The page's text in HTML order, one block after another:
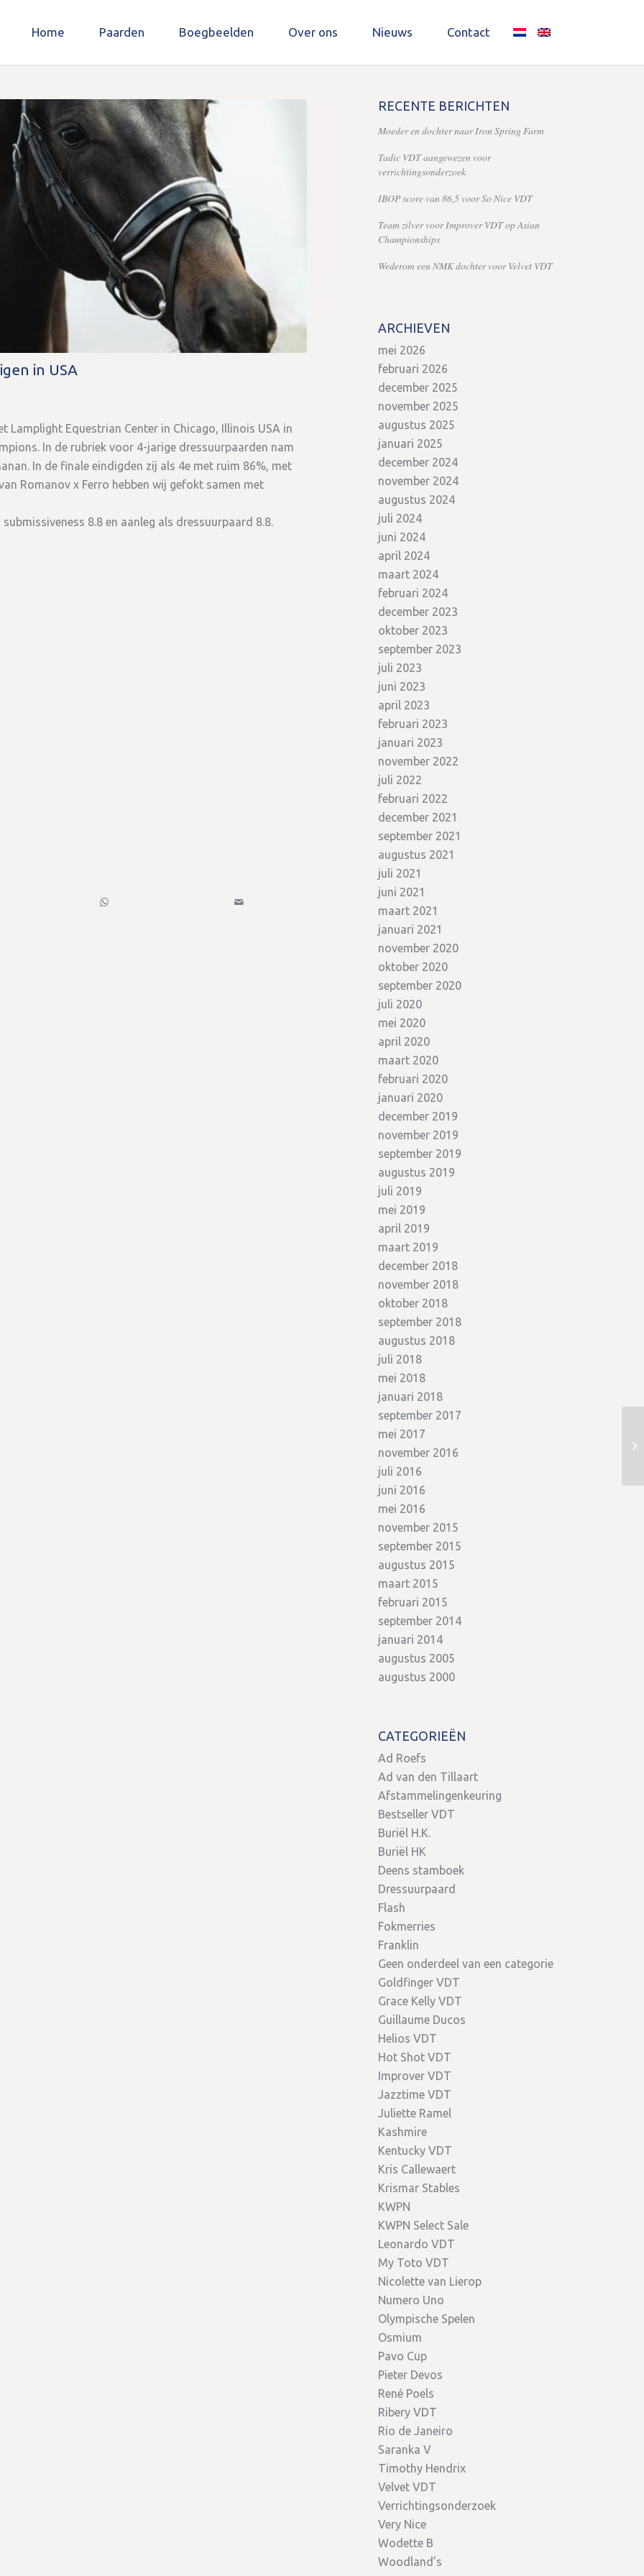
Home Paarden Boegbeelden Over ons Nieuws Contact
in USA
Equestrian Center in Chicago, Illinois USA in
In de rubriek voor 4-jarige dressuurpaarden nam
In de finale eindigden zij als 4e met ruim 86%, met
Romanov x Ferro hebben wij gefokt samen met
8.8 en aanleg als dressuurpaard 8.8.
RECENTE BERICHTEN
Moeder en dochter naar Iron Spring Farm
Tadic VDT aangewezen voor
verrichtingsonderzoek
IBOP score van 86,5 voor So Nice VDT
Team zilver voor Improver VDT op Asian
Championships
Wederom een NMK dochter voor Velvet VDT
ARCHIEVEN
mei 2026
februari 2026
december 2025
november 2025
augustus 2025
januari 2025
december 2024
november 2024
augustus 2024
juli 2024
juni 2024
april 2024
maart 2024
februari 2024
december 2023
oktober 2023
september 2023
juli 2023
juni 2023
april 2023
februari 2023
januari 2023
november 2022
juli 2022
februari 2022
december 2021
september 2021
augustus 2021
juli 2021
juni 2021
maart 2021
januari 2021
november 2020
oktober 2020
september 2020
juli 2020
mei 2020
april 2020
maart 2020
februari 2020
januari 2020
december 2019
november 2019
september 2019
augustus 2019
juli 2019
mei 2019
april 2019
maart 2019
december 2018
november 2018
oktober 2018
september 2018
augustus 2018
juli 2018
mei 2018
januari 2018
september 2017
mei 2017
november 2016
juli 2016
juni 2016
mei 2016
november 2015
september 2015
augustus 2015
maart 2015
februari 2015
september 2014
januari 2014
augustus 2005
augustus 2000
CATEGORIEËN
Ad Roefs
Ad van den Tillaart
Afstammelingenkeuring
Bestseller VDT
Buriël H.K.
Buriël HK
Deens stamboek
Dressuurpaard
Flash
Fokmerries
Franklin
Geen onderdeel van een categorie
Goldfinger VDT
Grace Kelly VDT
Guillaume Ducos
Helios VDT
Hot Shot VDT
Improver VDT
Jazztime VDT
Juliette Ramel
Kashmire
Kentucky VDT
Kris Callewaert
Krismar Stables
KWPN
KWPN Select Sale
Leonardo VDT
My Toto VDT
Nicolette van Lierop
Numero Uno
Olympische Spelen
Osmium
Pavo Cup
Pieter Devos
René Poels
Ribery VDT
Rio de Janeiro
Saranka V
Timothy Hendrix
Velvet VDT
Verrichtingsonderzoek
Very Nice
Wodette B
Woodland’s